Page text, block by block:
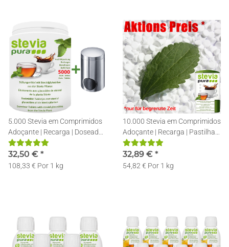
5.000 Stevia em Comprimidos
Adoçante | Recarga | Doseador
de Edulcorante de Inox
32,50 € *
108,33 € Por 1 kg
10.000 Stevia em Comprimidos
Adoçante | Recarga | Pastilhas
de Stevia + Doseador
32,89 € *
54,82 € Por 1 kg